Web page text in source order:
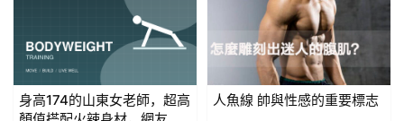
身高174的山東女老師，超高
人魚線 帥與性感的重要標志